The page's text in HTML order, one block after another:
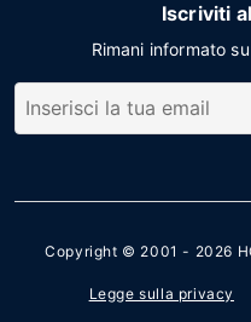
Iscriviti
Rimani informato
Copyright © 2001 - 2026
Legge sulla privacy